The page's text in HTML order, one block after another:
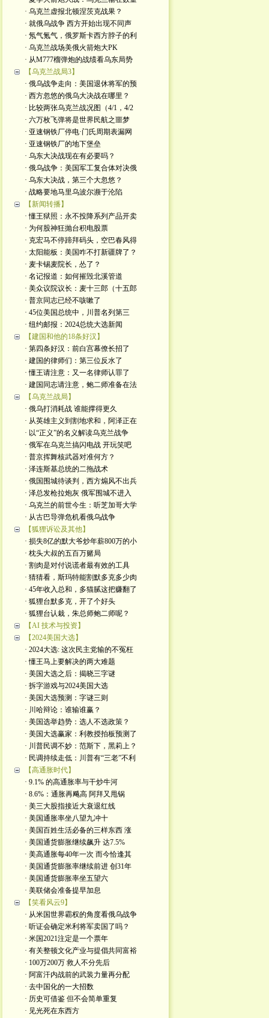
· 乌克兰虚报北顿涅茨克战果？
· 就俄乌战争 西方开始出现不同声
· 氖气氪气，俄罗斯卡西方脖子的利
· 乌克兰战场美俄火箭炮大PK
· 从M777榴弹炮的战绩看乌东局势
【乌克兰战局3】
· 俄乌战争走向：美国退休将军的预
· 西方忽悠的俄乌大决战在哪里？
· 比较两张乌克兰战况图（4/1，4/2
· 六万枚飞弹将是世界民航之噩梦
· 亚速钢铁厂停电·门氏周期表漏网
· 亚速钢铁厂的地下堡垒
· 乌东大决战现在有必要吗？
· 俄乌战争：美国军工复合体对决俄
· 乌东大决战，第三个大忽悠？
· 战略要地马里乌波尔濒于沦陷
【新闻转播】
· 懂王狱照：永不投降系列产品开卖
· 为何股神狂抛台积电股票
· 克宏马不停蹄拜码头，空巴春风得
· 太阳能板：美国咋不打新疆牌了？
· 麦卡锡麦院长，怂了？
· 名记报道：如何摧毁北溪管道
· 美众议院议长：麦十三郎（十五郎
· 普京同志已经不咳嗽了
· 45位美国总统中，川普名列第三
· 纽约邮报：2024总统大选新闻
【建国和他的18条好汉】
· 第四条好汉：前白宫幕僚长招了
· 建国的律师们：第三位反水了
· 懂王请注意：又一名律师认罪了
· 建国同志请注意，鲍二师准备在法
【乌克兰战局】
· 俄乌打消耗战 谁能撑得更久
· 从英雄主义到割地求和，阿泽正在
· 以“正义”的名义解读乌克兰战争
· 俄军在乌克兰搞闪电战 开玩笑吧
· 普京挥舞核武器对准何方？
· 泽连斯基总统的二拖战术
· 俄国围城待谈判，西方煽风不出兵
· 泽总发枪拉炮灰 俄军围城不进入
· 乌克兰的前世今生：听芝加哥大学
· 从古巴导弹危机看俄乌战争
【狐狸诉讼及其他】
· 损失8亿的默大爷炒年薪800万的小
· 枕头大叔的五百万赌局
· 割肉是对付说谎者最有效的工具
· 猜猜看，斯玛特能割默多克多少肉
· 45年收入总和，多猫腻这把赚翻了
· 狐狸台默多克，开了个好头
· 狐狸台认栽，朱总师鲍二师呢？
【AI 技术与投资】
【2024美国大选】
· 2024大选: 这次民主党输的不冤枉
· 懂王马上要解决的两大难题
· 美国大选之后：揭晓三字谜
· 拆字游戏与2024美国大选
· 美国大选预测：字谜三则
· 川哈辩论：谁输谁赢？
· 美国选举趋势：选人不选政策？
· 美国大选赢家：利教授拍板预测了
· 川普民调不妙：范斯下，黑莉上？
· 民调持续走低：川普有“三老”不利
【高通胀时代】
· 9.1% 的高通胀率与干炒牛河
· 8.6%：通胀再飚高 阿拜又甩锅
· 美三大股指接近大衰退红线
· 美国通胀率坐八望九冲十
· 美国百姓生活必备的三样东西 涨
· 美国通货膨胀继续飙升 达7.5%
· 美高通胀每40年一次 而今恰逢其
· 美国通货膨胀率继续前进 创31年
· 美国通货膨胀率坐五望六
· 美联储会准备提早加息
【笑看风云9】
· 从米国世界霸权的角度看俄乌战争
· 听证会确定米利将军卖国了吗？
· 米国2021注定是一个票年
· 有关整顿文化产业与提倡共同富裕
· 100万200万 救人不分先后
· 阿富汗内战前的武装力量再分配
· 去中国化的一大招数
· 历史可借鉴 但不会简单重复
· 见光死在东西方